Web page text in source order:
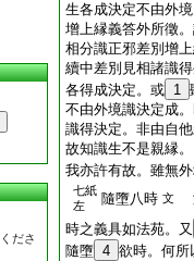
ださ
生各成決定不由外
增上縁義答外所徵
相分識正邪差別增
續中差別見相諸識
各得成決定。或 1
不由外境識決定成
識得決定。非由自
故知識生不是親縁
我亦許有故。雖無
七紙
左
隨墮八時 文
時之義具如法苑。又
隨墮 4 欲時。何所